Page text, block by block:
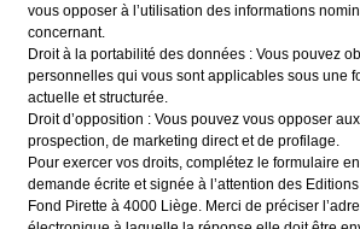
vous opposer à l’utilisation des informations
concernant.
Droit à la portabilité des données : Vous pouvez
personnelles qui vous sont applicables sous une
actuelle et structurée.
Droit d’opposition : Vous pouvez vous opposer
prospection, de marketing direct et de profilage.
Pour exercer vos droits, complétez le formulaire
demande écrite et signée à l’attention des
Fond Pirette à 4000 Liège. Merci de préciser